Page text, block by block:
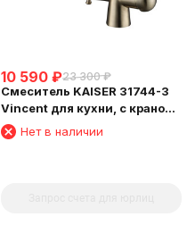
10 590 ₽23 300 ₽
Смеситель KAISER 31744-3
Vincent для кухни, с краном
для питьевой воды,
бронзовый
Нет в наличии